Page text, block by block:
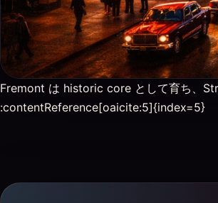
Fremont は historic core として育ち、
:contentReference[oaicite:5]{index=5}